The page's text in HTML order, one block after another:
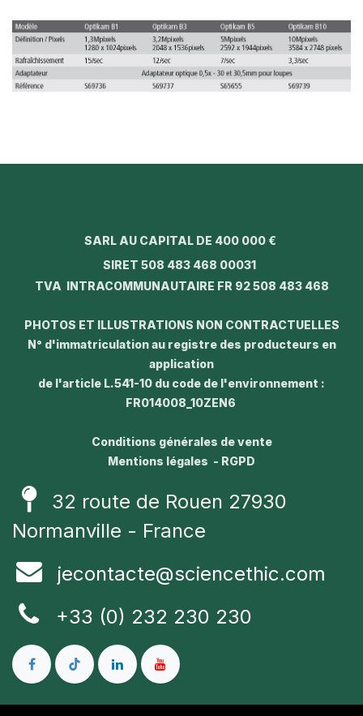
SARL AU CAPITAL DE 400 000 €
SIRET 508 483 468 00031
TVA INTRACOMMUNAUTAIRE FR 92 508 483 468
PHOTOS ET ILLUSTRATIONS NON CONTRACTUELLES
N° d'immatriculation au registre des producteurs en
application
de l'article L.541-10 du code de l'environnement :
FR014008_10ZEN6
Conditions générales de vente
Mentions légales - RGPD
32 route de Rouen 27930
Normanville - France
jecontacte@sciencethic.com
+33 (0) 232 230 230